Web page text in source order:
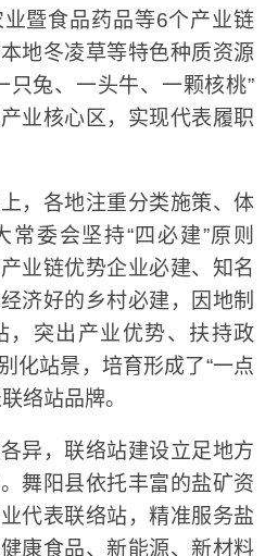
暨食品药品等6个产业链
地冬凌草等特色种质资源
只兔、一头牛、一颗核桃”
业核心区，实现代表履职
各地注重分类施策、体
委会坚持“四必建”原则
业链优势企业必建、知名
济好的乡村必建，因地制
，突出产业优势、扶持政
化站景，培育形成了“一点
络站品牌。
，联络站建设立足地方
舞阳县依托丰富的盐矿资
代表联络站，精准服务盐
康食品、新能源、新材料